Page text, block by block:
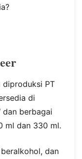
diproduksi PT
di
dan berbagai
ml dan 330 ml.
dan